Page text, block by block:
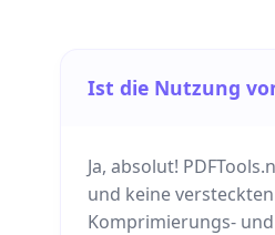
Ist die Nutzung
Ja, absolut!
und keine
Komprimierungs-